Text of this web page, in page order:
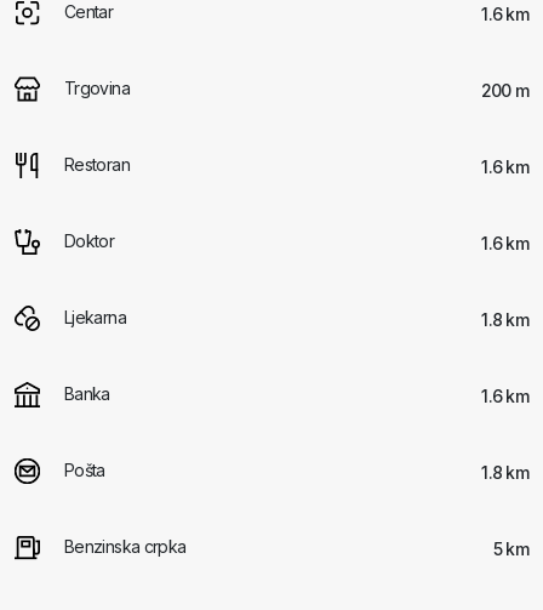
Centar 1.6 km
Trgovina 200 m
Restoran 1.6 km
Doktor 1.6 km
Ljekarna 1.8 km
Banka 1.6 km
Pošta 1.8 km
Benzinska crpka 5 km